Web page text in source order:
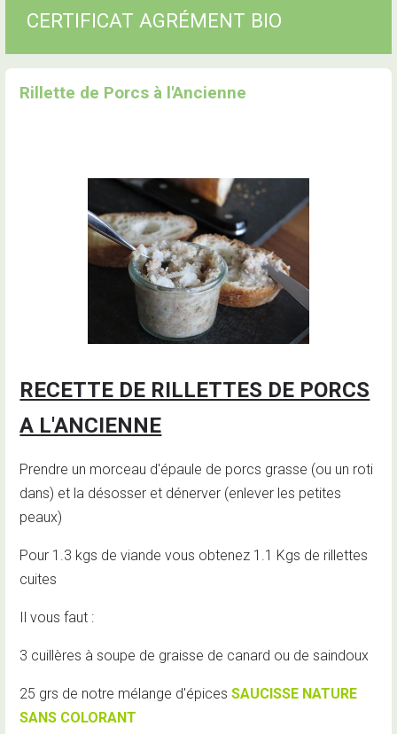
CERTIFICAT AGRÉMENT BIO
Rillette de Porcs à l'Ancienne
RECETTE DE RILLETTES DE PORCS
A L'ANCIENNE
Prendre un morceau d'épaule de porcs grasse (ou un roti
dans) et la désosser et dénerver (enlever les petites
peaux)
Pour 1.3 kgs de viande vous obtenez 1.1 Kgs de rillettes
cuites
Il vous faut :
3 cuillères à soupe de graisse de canard ou de saindoux
25 grs de notre mélange d'épicesSAUCISSE NATURE
SANS COLORANT